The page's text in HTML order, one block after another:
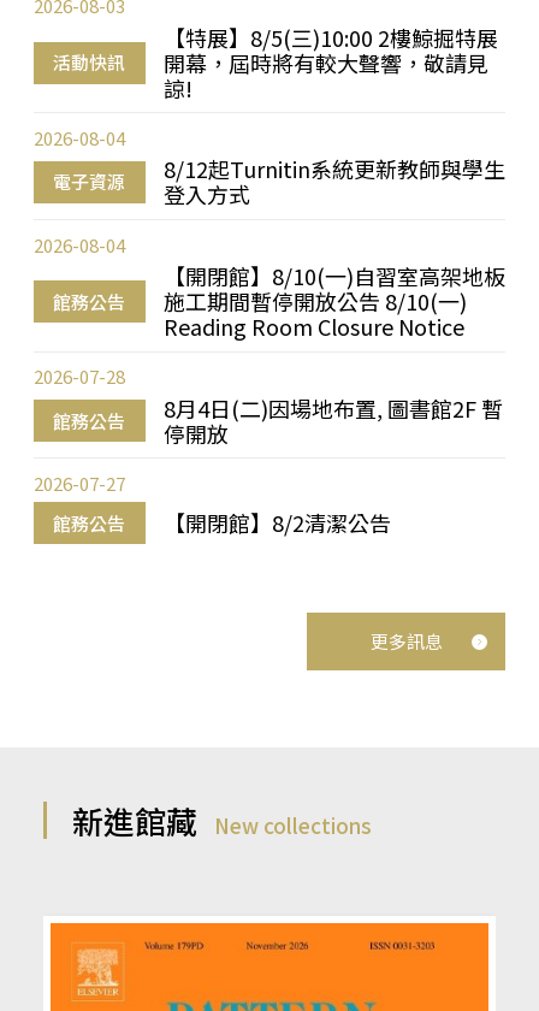
活動快訊
【特展】8/5(三)10:00 2樓鯨掘特展
開幕，屆時將有較大聲響，敬請見
諒!
2026-08-03
電子資源
8/12起Turnitin系統更新教師與學生
登入方式
2026-08-04
館務公告
【開閉館】8/10(一)自習室高架地板
施工期間暫停開放公告 8/10(一)
Reading Room Closure Notice
2026-08-04
館務公告
8月4日(二)因場地布置, 圖書館2F 暫
停開放
2026-07-28
館務公告 【開閉館】8/2清潔公告
2026-07-27
更多訊息
新進館藏 New collections